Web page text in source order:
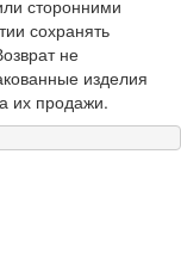
сторонними
сохранять
не
изделия
их продажи.